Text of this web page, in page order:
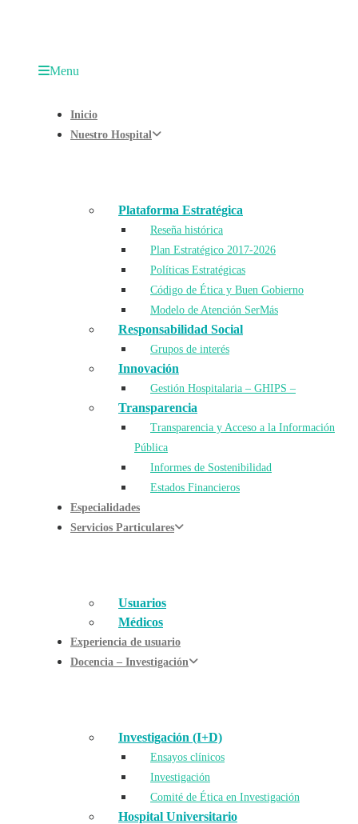
Menu
Inicio
Nuestro Hospital
Plataforma Estratégica
Reseña histórica
Plan Estratégico 2017-2026
Políticas Estratégicas
Código de Ética y Buen Gobierno
Modelo de Atención SerMás
Responsabilidad Social
Grupos de interés
Innovación
Gestión Hospitalaria – GHIPS –
Transparencia
Transparencia y Acceso a la Información
Pública
Informes de Sostenibilidad
Estados Financieros
Especialidades
Servicios Particulares
Usuarios
Médicos
Experiencia de usuario
Docencia – Investigación
Investigación (I+D)
Ensayos clínicos
Investigación
Comité de Ética en Investigación
Hospital Universitario